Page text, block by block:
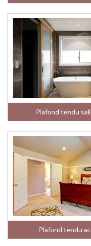
Plafond tendu
Plafond tendu